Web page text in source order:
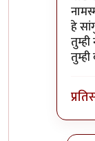
हे